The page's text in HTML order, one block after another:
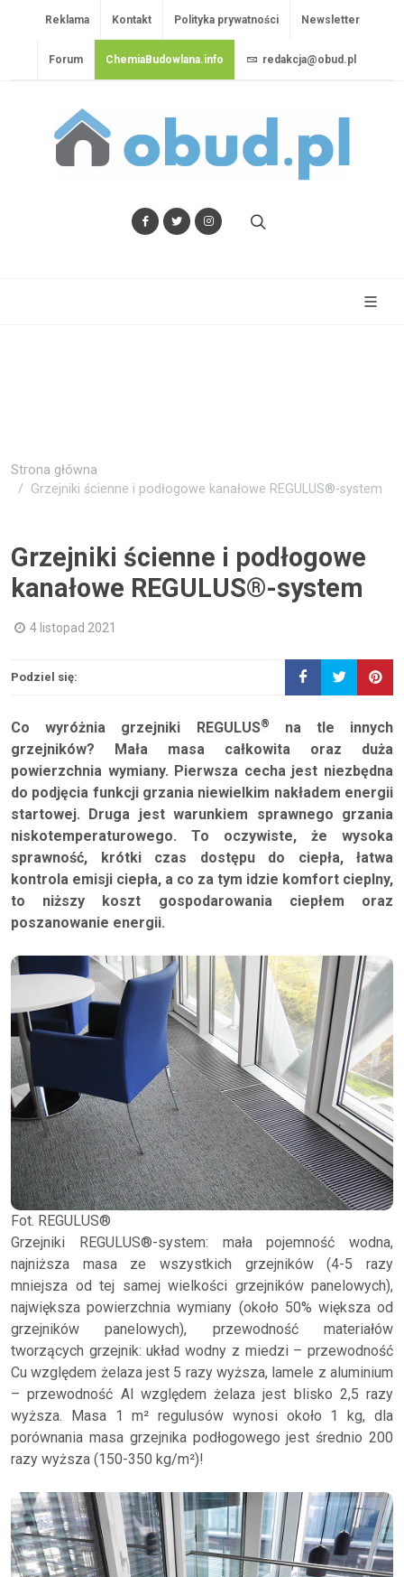
Reklama Kontakt Polityka prywatności Newsletter
Forum ChemiaBudowlana.info redakcja@obud.pl
Strona główna
Grzejniki ścienne i podłogowe kanałowe REGULUS®-system
Grzejniki ścienne i podłogowe
kanałowe REGULUS®-system
4 listopad 2021
Podziel się:
Co wyróżnia grzejniki REGULUS®
na tle innych
grzejników? Mała masa całkowita oraz duża
powierzchnia wymiany. Pierwsza cecha jest niezbędna
do podjęcia funkcji grzania niewielkim nakładem energii
startowej. Druga jest warunkiem sprawnego grzania
niskotemperaturowego. To oczywiste, że wysoka
sprawność, krótki czas dostępu do ciepła, łatwa
kontrola emisji ciepła, a co za tym idzie komfort cieplny,
to niższy koszt gospodarowania ciepłem oraz
poszanowanie energii.
Fot. REGULUS®
Grzejniki REGULUS®-system: mała pojemność wodna,
najniższa masa ze wszystkich grzejników (4-5 razy
mniejsza od tej samej wielkości grzejników panelowych),
największa powierzchnia wymiany (około 50% większa od
grzejników panelowych), przewodność materiałów
tworzących grzejnik: układ wodny z miedzi – przewodność
Cu względem żelaza jest 5 razy wyższa, lamele z aluminium
– przewodność Al względem żelaza jest blisko 2,5 razy
wyższa. Masa 1 m² regulusów wynosi około 1 kg, dla
porównania masa grzejnika podłogowego jest średnio 200
razy wyższa (150-350 kg/m²)!